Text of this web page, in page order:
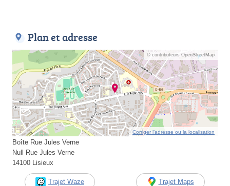
Plan et adresse
© contributeurs OpenStreetMap
Corriger l’adresse ou la localisation
Boîte Rue Jules Verne
Null Rue Jules Verne
14100 Lisieux
Trajet Waze Trajet Maps